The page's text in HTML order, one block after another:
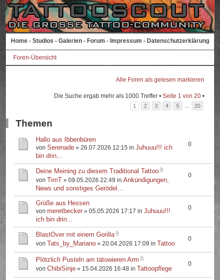
Home - Studios - Galerien - Forum - Impressum - Datenschutzerklärung
Foren-Übersicht
Alle Foren als gelesen markieren
Die Suche ergab mehr als 1000 Treffer • Seite 1 von 20•
1 2 3 4 5 ... 20
Themen
Hallo aus Ibbenbüren
vonSerenade » 26.07.2026 12:15 inJuhuuu!!! ich
bin drin...
0
Deine Meining zu diesem Traditional Tattoo
von TimT » 09.05.2026 22:49 inAnkündigungen,
News und sonstiges Gerödel...
0
Grüße aus Hessen
vonmeretbecker » 05.05.2026 17:17 inJuhuuu!!!
ich bin drin...
0
BlastOver mit einem Gorilla
von Tats_by_Mariano » 20.04.2026 17:09 in Tattoo
0
Plötzlich Pusteln am tätowieren Arm
vonChibiSinje » 15.04.2026 16:48 in Tattoopflege
0